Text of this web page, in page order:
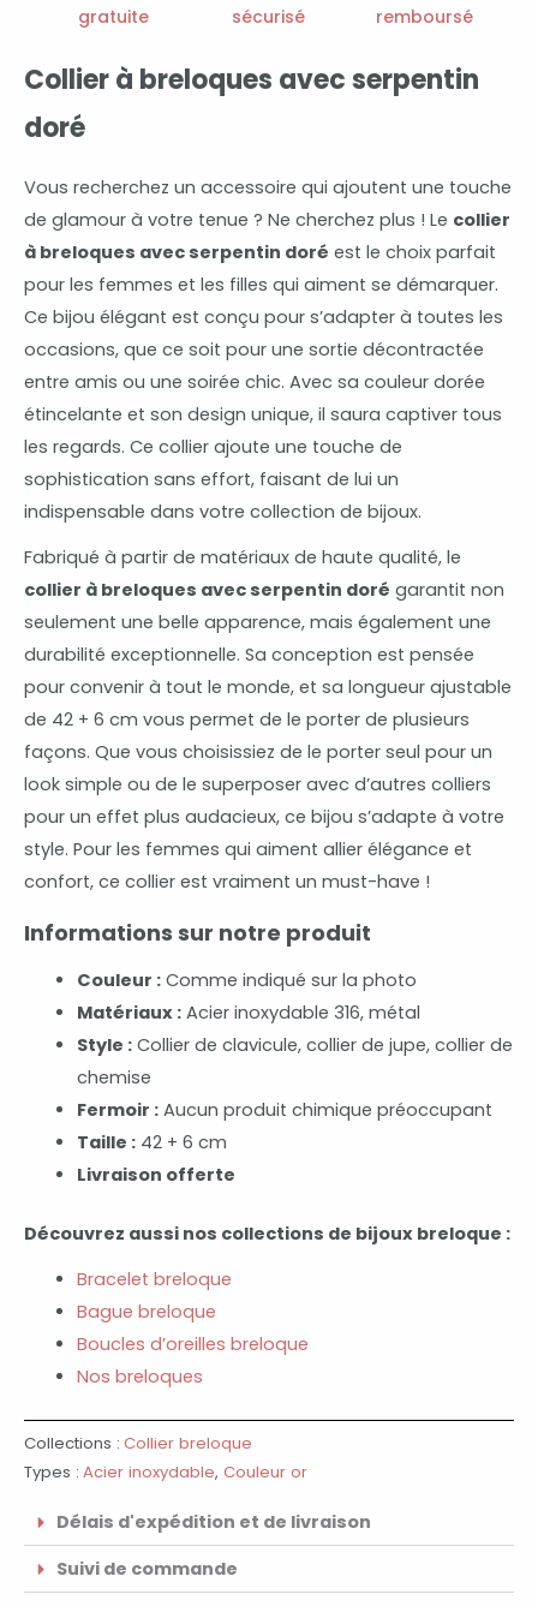
gratuite
sécurisé
remboursé
Collier à breloques avec serpentin
doré
Vous recherchez un accessoire qui ajoutent une touche
de glamour à votre tenue ? Ne cherchez plus ! Le collier
à breloques avec serpentin doré est le choix parfait
pour les femmes et les filles qui aiment se démarquer.
Ce bijou élégant est conçu pour s’adapter à toutes les
occasions, que ce soit pour une sortie décontractée
entre amis ou une soirée chic. Avec sa couleur dorée
étincelante et son design unique, il saura captiver tous
les regards. Ce collier ajoute une touche de
sophistication sans effort, faisant de lui un
indispensable dans votre collection de bijoux.
Fabriqué à partir de matériaux de haute qualité, le
collier à breloques avec serpentin doré garantit non
seulement une belle apparence, mais également une
durabilité exceptionnelle. Sa conception est pensée
pour convenir à tout le monde, et sa longueur ajustable
de 42 + 6 cm vous permet de le porter de plusieurs
façons. Que vous choisissiez de le porter seul pour un
look simple ou de le superposer avec d’autres colliers
pour un effet plus audacieux, ce bijou s’adapte à votre
style. Pour les femmes qui aiment allier élégance et
confort, ce collier est vraiment un must-have !
Informations sur notre produit
Couleur :Comme indiqué sur la photo
Matériaux :Acier inoxydable 316, métal
Style :Collier de clavicule, collier de jupe, collier de
chemise
Fermoir :Aucun produit chimique préoccupant
Taille :42 + 6 cm
Livraison offerte
Découvrez aussi nos collections de bijoux breloque :
Bracelet breloque
Bague breloque
Boucles d’oreilles breloque
Nos breloques
Collections : Collier breloque
Types : Acier inoxydable, Couleur or
Délais d'expédition et de livraison
Suivi de commande